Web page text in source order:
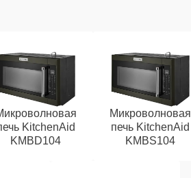
KitchenAid
KMBD104
Микроволновая
печь KitchenAid
KMBS104